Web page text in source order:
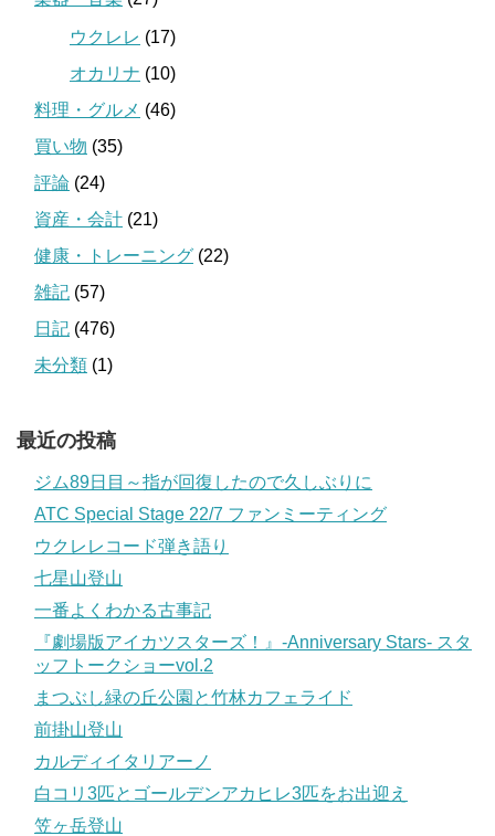
ウクレレ (17)
オカリナ (10)
料理・グルメ (46)
買い物 (35)
評論 (24)
資産・会計 (21)
健康・トレーニング (22)
雑記 (57)
日記 (476)
未分類 (1)
最近の投稿
ジム89日目～指が回復したので久しぶりに
ATC Special Stage 22/7 ファンミーティング
ウクレレコード弾き語り
七星山登山
一番よくわかる古事記
『劇場版アイカツスターズ！』-Anniversary Stars- スタ
ッフトークショーvol.2
まつぶし緑の丘公園と竹林カフェライド
前掛山登山
カルディイタリアーノ
白コリ3匹とゴールデンアカヒレ3匹をお出迎え
笠ヶ岳登山